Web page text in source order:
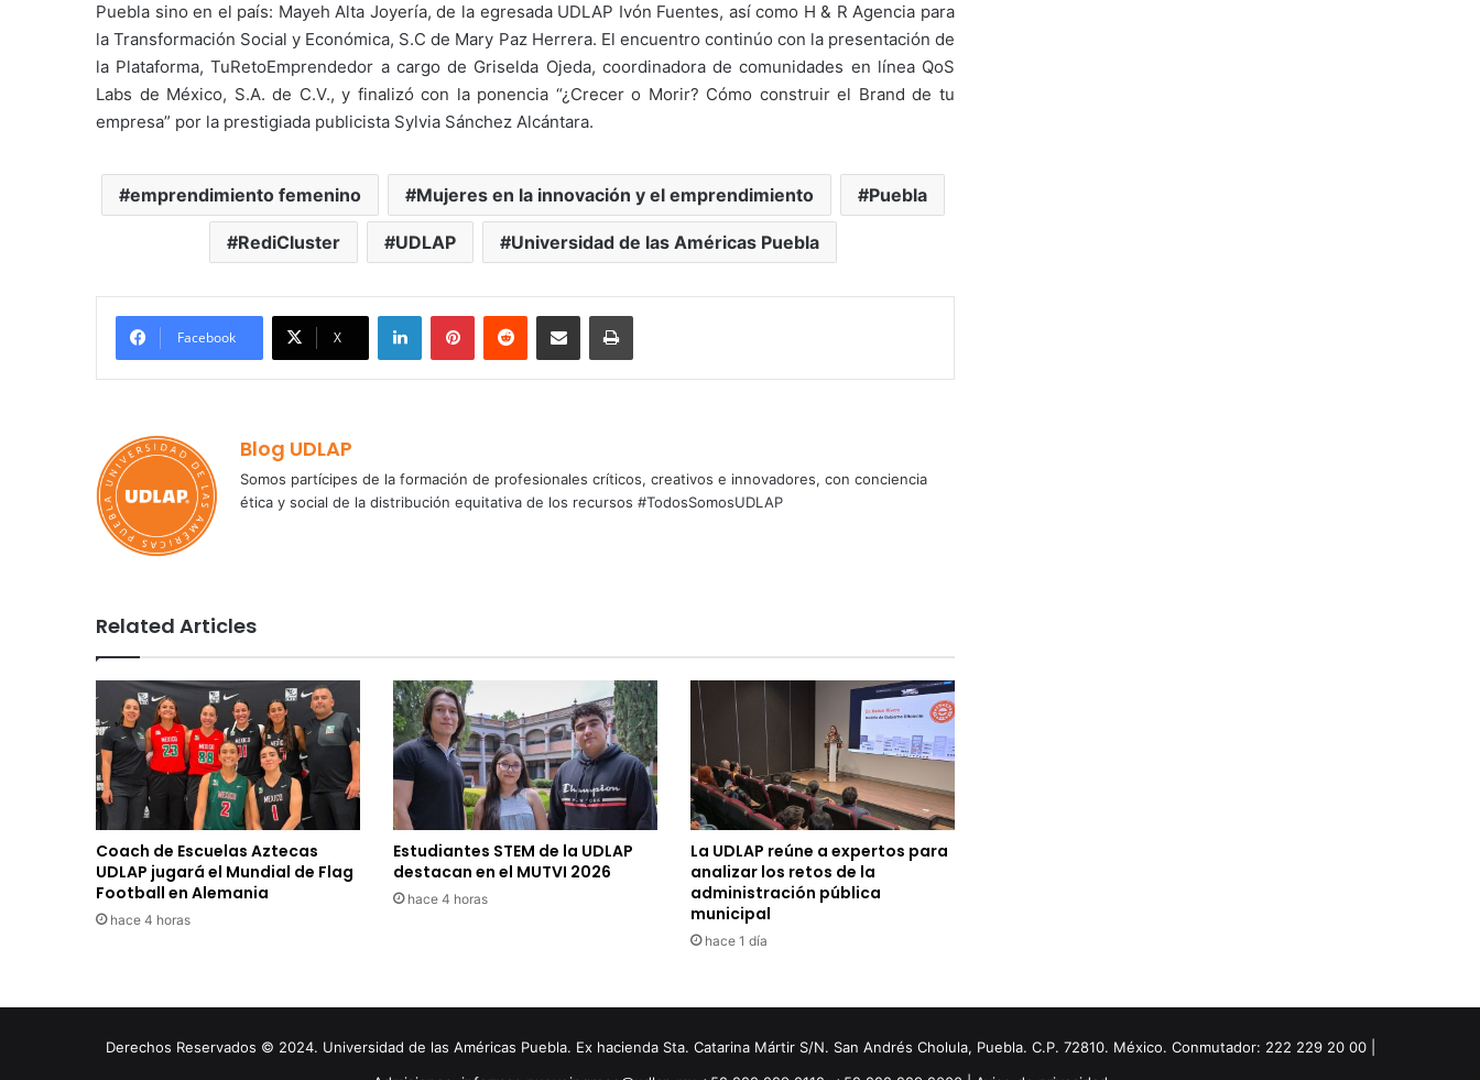
Puebla sino en el país: Mayeh Alta Joyería, de la egresada UDLAP Ivón Fuentes, así como H & R Agencia para
la Transformación Social y Económica, S.C de Mary Paz Herrera. El encuentro continúo con la presentación de
la Plataforma, TuRetoEmprendedor a cargo de Griselda Ojeda, coordinadora de comunidades en línea QoS
Labs de México, S.A. de C.V., y finalizó con la ponencia “¿Crecer o Morir? Cómo construir el Brand de tu
empresa” por la prestigiada publicista Sylvia Sánchez Alcántara.
emprendimiento femenino Mujeres en la innovación y el emprendimiento Puebla
RediCluster UDLAP Universidad de las Américas Puebla
Facebook X
LinkedInPinterestReddit Share via Email Print
Blog UDLAP
Somos partícipes de la formación de profesionales críticos, creativos e innovadores, con conciencia
ética y social de la distribución equitativa de los recursos #TodosSomosUDLAP
Related Articles
Coach de Escuelas Aztecas
UDLAP jugará el Mundial de Flag
Football en Alemania
hace 4 horas
Estudiantes STEM de la UDLAP
destacan en el MUTVI 2026
hace 4 horas
La UDLAP reúne a expertos para
analizar los retos de la
administración pública
municipal
hace 1 día
Derechos Reservados © 2024. Universidad de las Américas Puebla. Ex hacienda Sta. Catarina Mártir S/N. San Andrés Cholula, Puebla. C.P. 72810. México. Conmutador: 222 229 20 00 |